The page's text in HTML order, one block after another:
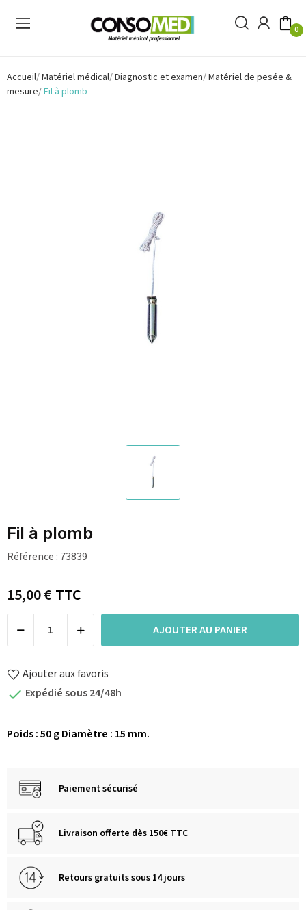
0
Accueil Matériel médical Diagnostic et examen Matériel de pesée &
mesure Fil à plomb
Fil à plomb
Référence : 73839
15,00 €TTC
AJOUTER AU PANIER
Ajouter aux favoris
 Expédié sous 24/48h
Poids : 50 g Diamètre : 15 mm.
Paiement sécurisé
Livraison offerte dès 150€ TTC
Retours gratuits sous 14 jours